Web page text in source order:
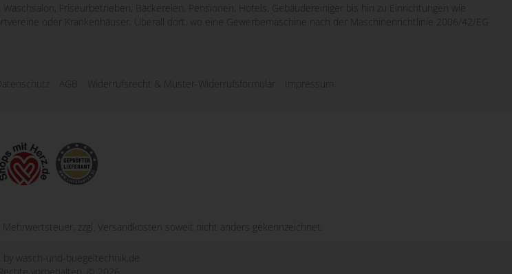
Friseurbetrieben, Bäckereien, Pensionen, Hotels, Gebäudereiniger bis hin zu Einrichtungen wie
oder Krankenhäuser. Überall dort, wo eine Gewerbemaschine nach der Maschinenrichtlinie 2006/42/EG
AGB Widerrufsrecht & Muster-Widerrufsformular Impressum
zzgl. Versandkosten soweit nicht anders gekennzeichnet.
by wasch-und-buegeltechnik.de
Rechte vorbehalten. © 2026